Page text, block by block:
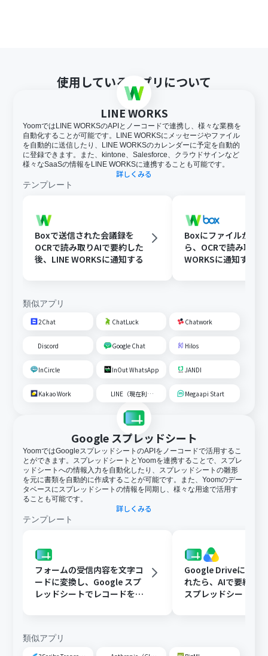
使用しているアプリについて
LINE WORKS
YoomではLINE WORKSのAPIとノーコードで連携し、様々な業務を
自動化することが可能です。LINE WORKSにメッセージやファイル
を自動的に送信したり、LINE WORKSのカレンダーに予定を自動的
に登録できます。また、kintone、Salesforce、クラウドサインなど
様々なSaaSの情報をLINE WORKSに連携することも可能です。
詳しくみる
テンプレート
Boxで送信された会議録を
OCRで読み取りAIで要約した
後、LINE WORKSに通知する
Boxにファイルが格
ら、OCRで読み取り
WORKSに通知する
類似アプリ
2Chat ChatLuck Chatwork
Discord Google Chat Hilos
InCircle InOut WhatsApp JANDI
Kakao Work LINE（現在利用不可） Megaapi Start
Google スプレッドシート
YoomではGoogleスプレッドシートのAPIをノーコードで活用するこ
とができます。スプレッドシートとYoomを連携することで、スプレ
ッドシートへの情報入力を自動化したり、スプレッドシートの雛形
を元に書類を自動的に作成することが可能です。また、Yoomのデー
タベースにスプレッドシートの情報を同期し、様々な用途で活用す
ることも可能です。
詳しくみる
テンプレート
フォームの受信内容を文字コ
ードに変換し、Google スプ
レッドシートでレコードを追
Google Driveに文書
れたら、AIで要約し
スプレッドシートの
類似アプリ